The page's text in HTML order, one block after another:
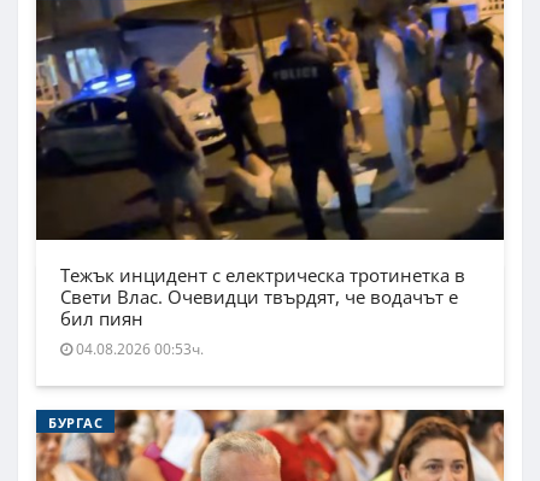
Тежък инцидент с електрическа тротинетка в
Свети Влас. Очевидци твърдят, че водачът е
бил пиян
04.08.2026 00:53ч.
БУРГАС